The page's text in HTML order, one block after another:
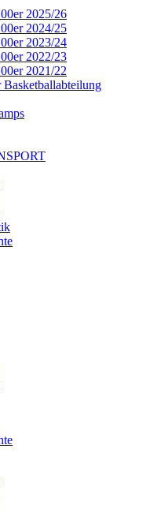
2025/26
2024/25
2023/24
2022/23
2021/22